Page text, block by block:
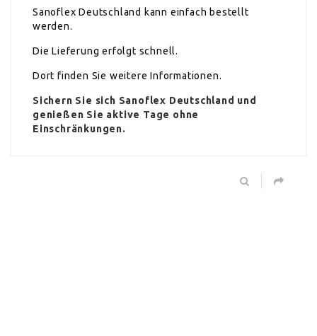
Sanoflex Deutschland kann einfach bestellt
werden.
Die Lieferung erfolgt schnell.
Dort finden Sie weitere Informationen.
Sichern Sie sich Sanoflex Deutschland und
genießen Sie aktive Tage ohne
Einschränkungen.